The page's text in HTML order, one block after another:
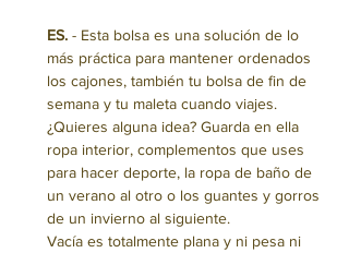
ES. - Esta bolsa es una solución de lo
más práctica para mantener ordenados
los cajones, también tu bolsa de fin de
semana y tu maleta cuando viajes.
¿Quieres alguna idea? Guarda en ella
ropa interior, complementos que uses
para hacer deporte, la ropa de baño de
un verano al otro o los guantes y gorros
de un invierno al siguiente.
Vacía es totalmente plana y ni pesa ni